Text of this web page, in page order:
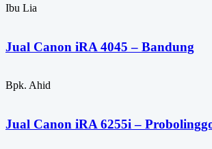
Ibu Lia
Jual Canon iRA 4045 – Bandung
Bpk. Ahid
Jual Canon iRA 6255i –